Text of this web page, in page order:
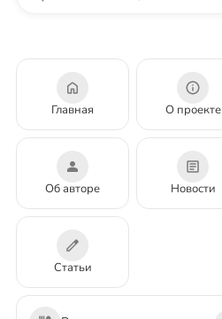
Главная О проекте
Об авторе Новости
Статьи